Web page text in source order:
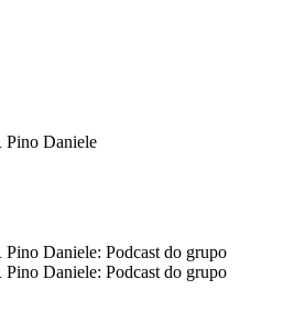
Daniele
Daniele: Podcast do grupo
Daniele: Podcast do grupo